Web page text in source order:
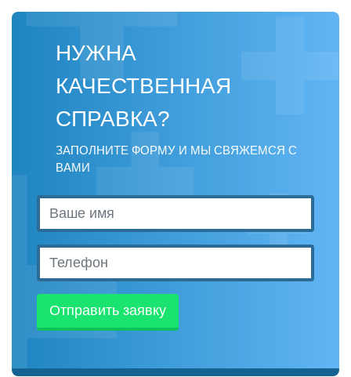
НУЖНА
КАЧЕСТВЕННАЯ
СПРАВКА?
ЗАПОЛНИТЕ ФОРМУ И МЫ СВЯЖЕМСЯ С
ВАМИ
Отправить заявку